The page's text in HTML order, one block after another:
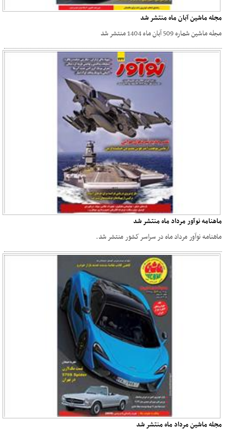
مجله ماشین آبان ماه منتشر شد
مجله ماشین شماره 509 آبان ماه 1404 منتشر شد
ماهنامه نوآور مرداد ماه منتشر شد
ماهنامه نوآور مرداد ماه در سراسر کشور منتشر شد.
مجله ماشین مرداد ماه منتشر شد